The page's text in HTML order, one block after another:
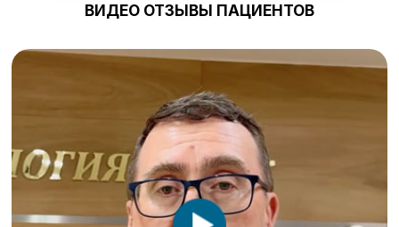
ВИДЕО ОТЗЫВЫ ПАЦИЕНТОВ